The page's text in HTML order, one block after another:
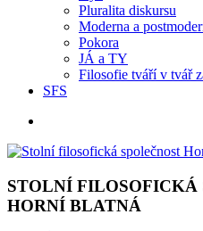
Pluralita diskursu
Moderna a
Pokora
JÁ a TY
Filosofie tváří v tvář
SFS
STOLNÍ FILOSOFICKÁ
HORNÍ BLATNÁ